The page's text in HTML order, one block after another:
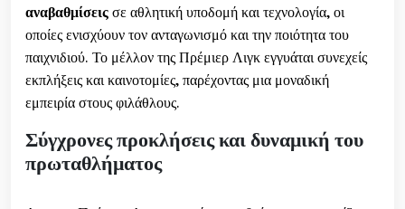
αναβαθμίσειςσε αθλητική υποδομή και τεχνολογία, οι
οποίες ενισχύουν τον ανταγωνισμό και την ποιότητα του
παιχνιδιού. Το μέλλον της Πρέμιερ Λιγκ εγγυάται συνεχείς
εκπλήξεις και καινοτομίες, παρέχοντας μια μοναδική
εμπειρία στους φιλάθλους.
Σύγχρονες προκλήσεις και δυναμική του
πρωταθλήματος